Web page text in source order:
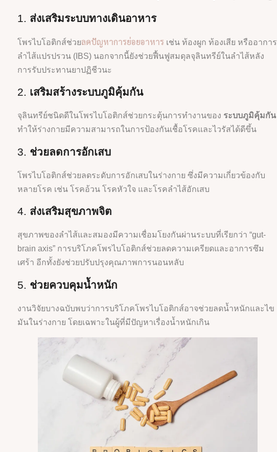
1. ส่งเสริมระบบทางเดินอาหาร
โพรไบโอติกส์ช่วยลดปัญหาการย่อยอาหาร เช่น ท้องผูก ท้องเสีย หรืออาการ
ลำไส้แปรปรวน (IBS) นอกจากนี้ยังช่วยฟื้นฟูสมดุลจุลินทรีย์ในลำไส้หลัง
การรับประทานยาปฏิชีวนะ
2. เสริมสร้างระบบภูมิคุ้มกัน
จุลินทรีย์ชนิดดีในโพรไบโอติกส์ช่วยกระตุ้นการทำงานของ ระบบภูมิคุ้มกัน
ทำให้ร่างกายมีความสามารถในการป้องกันเชื้อโรคและไวรัสได้ดีขึ้น
3. ช่วยลดการอักเสบ
โพรไบโอติกส์ช่วยลดระดับการอักเสบในร่างกาย ซึ่งมีความเกี่ยวข้องกับ
หลายโรค เช่น โรคอ้วน โรคหัวใจ และโรคลำไส้อักเสบ
4. ส่งเสริมสุขภาพจิต
สุขภาพของลำไส้และสมองมีความเชื่อมโยงกันผ่านระบบที่เรียกว่า “gut-
brain axis” การบริโภคโพรไบโอติกส์ช่วยลดความเครียดและอาการซึม
เศร้า อีกทั้งยังช่วยปรับปรุงคุณภาพการนอนหลับ
5. ช่วยควบคุมน้ำหนัก
งานวิจัยบางฉบับพบว่าการบริโภคโพรไบโอติกส์อาจช่วยลดน้ำหนักและไข
มันในร่างกาย โดยเฉพาะในผู้ที่มีปัญหาเรื่องน้ำหนักเกิน